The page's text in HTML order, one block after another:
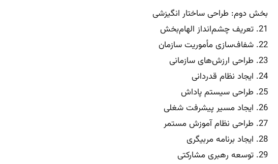
بخش دوم: طراحی ساختار انگیزشی
21. تعریف چشم‌انداز الهام‌بخش
22. شفاف‌سازی مأموریت سازمان
23. طراحی ارزش‌های سازمانی
24. ایجاد نظام قدردانی
25. طراحی سیستم پاداش
26. ایجاد مسیر پیشرفت شغلی
27. طراحی نظام آموزش مستمر
28. ایجاد برنامه مربیگری
29. توسعه رهبری مشارکتی